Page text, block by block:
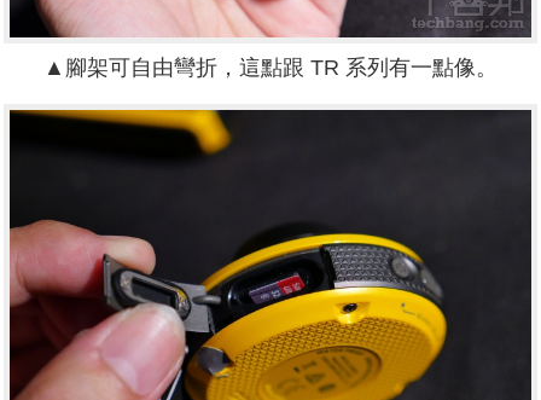
▲腳架可自由彎折，這點跟 TR 系列有一點像。